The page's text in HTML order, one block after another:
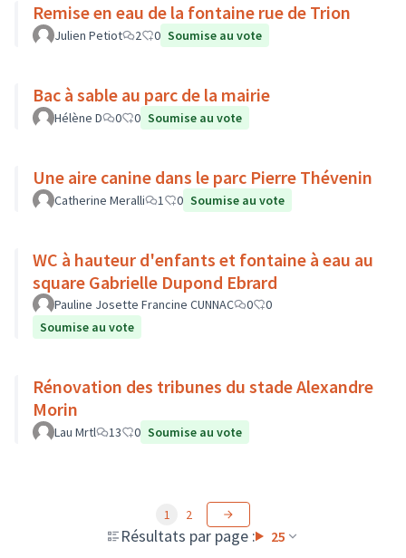
Remise en eau de la fontaine rue de Trion
Julien Petiot 2 0 Soumise au vote
Bac à sable au parc de la mairie
Hélène D 0 0 Soumise au vote
Une aire canine dans le parc Pierre Thévenin
Catherine Meralli 1 0 Soumise au vote
WC à hauteur d'enfants et fontaine à eau au
square Gabrielle Dupond Ebrard
Pauline Josette Francine CUNNAC 0
0
Soumise au vote
Rénovation des tribunes du stade Alexandre
Morin
Lau Mrtl 13 0 Soumise au vote
Résultats par page : 25
1 2